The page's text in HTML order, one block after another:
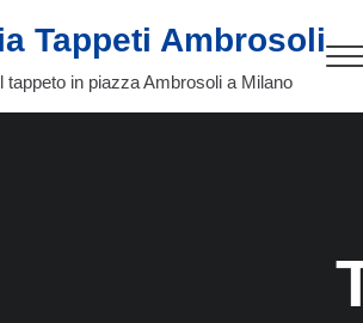
Tappeti Ambrosoli
tappeto in piazza Ambrosoli a Milano